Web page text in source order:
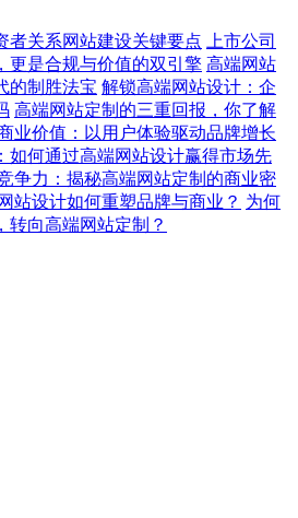
者关系网站建设关键要点
上市公司
更是合规与价值的双引擎 高端网站
的制胜法宝 解锁高端网站设计：企
高端网站定制的三重回报，你了解
业价值：以用户体验驱动品牌增长
如何通过高端网站设计赢得市场先
争力：揭秘高端网站定制的商业密
站设计如何重塑品牌与商业？ 为何
转向高端网站定制？